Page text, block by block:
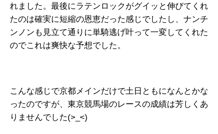
れました。最後にラテンロックがグイッと伸びてくれ
たのは確実に短縮の恩恵だった感じでしたし、ナンチ
ンノンも見立て通りに単騎逃げ叶って一変してくれた
のでこれは爽快な予想でした。
こんな感じで京都メインだけで土日ともになんとかな
ったのですが、東京競馬場のレースの成績は芳しくあ
りませんでした(>_<)